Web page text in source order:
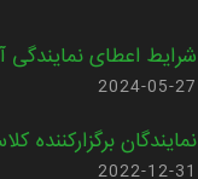
شرایط اعطای نمایندگی
2024-05-27
نمایندگان
2022-12-31